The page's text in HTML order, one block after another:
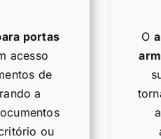
portas
acesso
de
a
ou
O